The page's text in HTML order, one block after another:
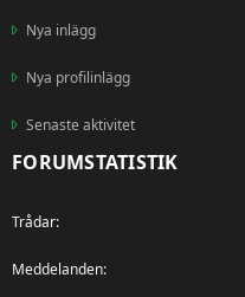
Nya inlägg
Nya profilinlägg
Senaste aktivitet
FORUMSTATISTIK
Trådar
Meddelanden